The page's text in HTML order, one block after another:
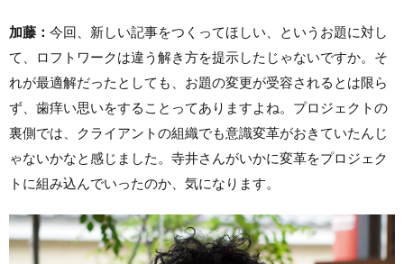
加藤： 今回、新しい記事をつくってほしい、というお題に対し
て、ロフトワークは違う解き方を提示したじゃないですか。そ
れが最適解だったとしても、お題の変更が受容されるとは限ら
ず、歯痒い思いをすることってありますよね。プロジェクトの
裏側では、クライアントの組織でも意識変革がおきていたんじ
ゃないかなと感じました。寺井さんがいかに変革をプロジェク
トに組み込んでいったのか、気になります。